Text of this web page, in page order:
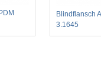
Blindflansch
3.1645